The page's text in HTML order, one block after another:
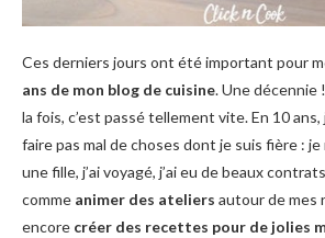
Ces derniers jours ont été important pour
ans de mon blog de cuisine. Une décennie
la fois, c’est passé tellement vite. En 10 ans,
faire pas mal de choses dont je suis fière : je
une fille, j’ai voyagé, j’ai eu de beaux
comme animer des ateliers autour de mes
encore créer des recettes pour de jolies